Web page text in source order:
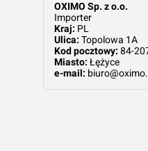
OXIMO Sp. z o.o.
Importer
Kraj: PL
Ulica: Topolowa 1A
Kod pocztowy: 84-
Miasto: Łężyce
e-mail: